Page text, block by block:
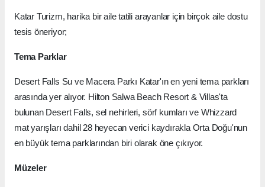
Katar Turizm, harika bir aile tatili arayanlar için birçok aile dostu
tesis öneriyor;
Tema Parklar
Desert Falls Su ve Macera Parkı Katar'ın en yeni tema parkları
arasında yer alıyor. Hilton Salwa Beach Resort & Villas'ta
bulunan Desert Falls, sel nehirleri, sörf kumları ve Whizzard
mat yarışları dahil 28 heyecan verici kaydırakla Orta Doğu'nun
en büyük tema parklarından biri olarak öne çıkıyor.
Müzeler